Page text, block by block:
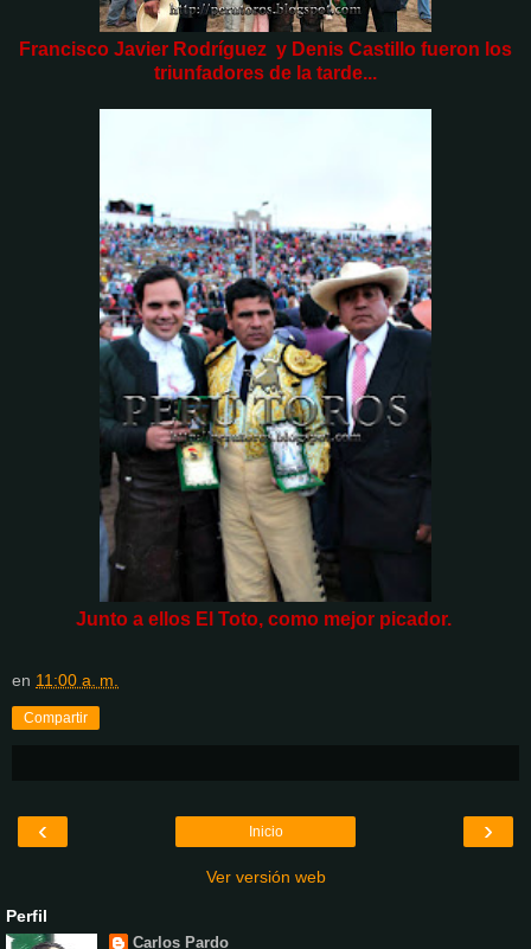
Francisco Javier Rodríguez y Denis Castillo fueron los
triunfadores de la tarde...
Junto a ellos El Toto, como mejor picador.
en 11:00 a. m.
Compartir
‹ ›
Inicio
Ver versión web
Perfil
Carlos Pardo